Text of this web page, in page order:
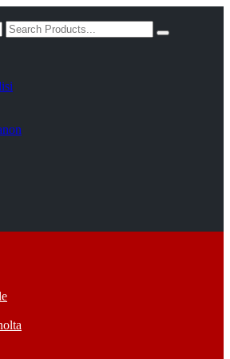
Search
for: